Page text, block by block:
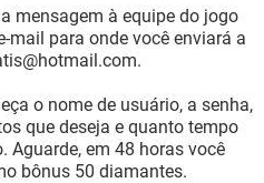
mensagem à equipe do jogo
mail para onde você enviará a
o nome de usuário, a senha,
que deseja e quanto tempo
Aguarde, em 48 horas você
bônus 50 diamantes.